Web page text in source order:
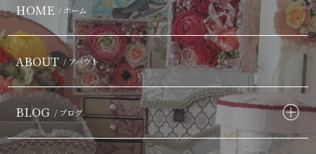
HOME / ホーム
ABOUT / アバウト
BLOG / ブログ